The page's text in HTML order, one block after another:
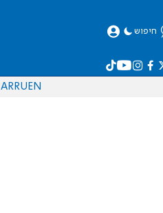
חיפוש
EN
RU
AR